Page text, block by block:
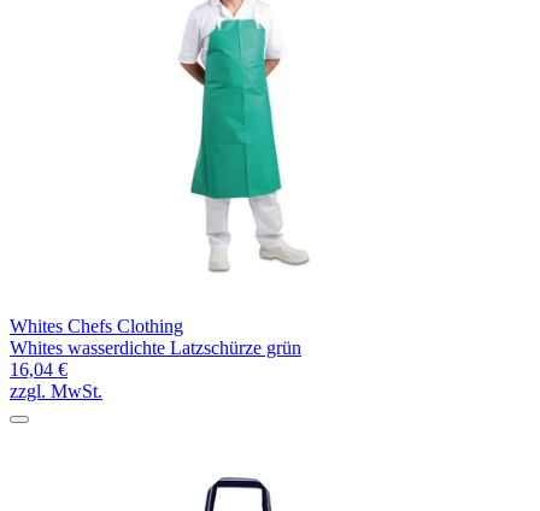
Whites Chefs Clothing
Whites wasserdichte Latzschürze grün
16,04 €
zzgl. MwSt.